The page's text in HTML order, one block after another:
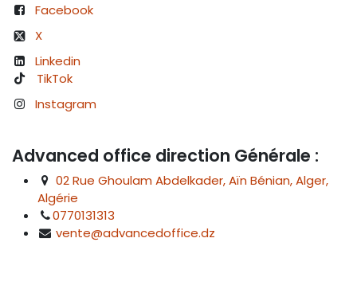
Facebook
X
Linkedin
TikTok
Instagram
Advanced office direction Générale :
02 Rue Ghoulam Abdelkader, Aïn Bénian, Alger,
Algérie
0770131313
vente@advancedoffice.dz